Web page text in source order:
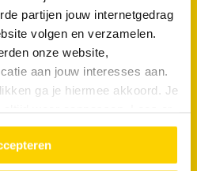
partijen jouw internetgedrag
volgen en verzamelen.
onze website,
aan jouw interesses aan.
ga je hiermee akkoord. Je
beleid.
komen het vaakst voor bij